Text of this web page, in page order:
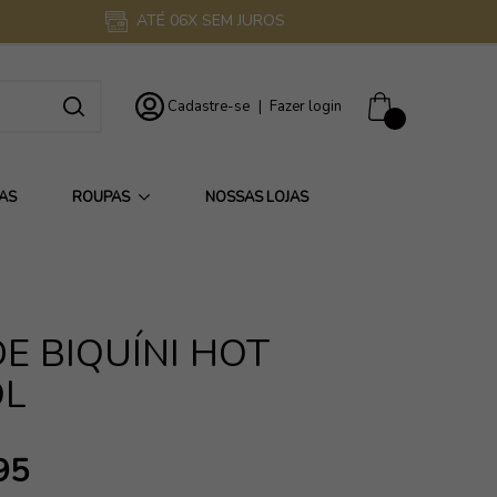
ATÉ 06X SEM JUROS
Cadastre-se Fazer login
ROUPAS NOSSAS LOJAS
BIQUÍNI HOT